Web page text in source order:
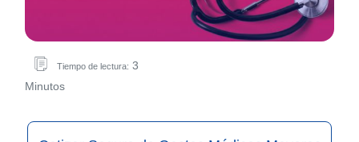
Tiempo de lectura: 3
Minutos